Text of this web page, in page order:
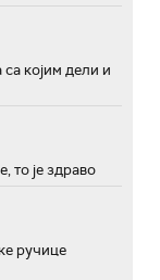
којим дели и
то је здраво
ручице